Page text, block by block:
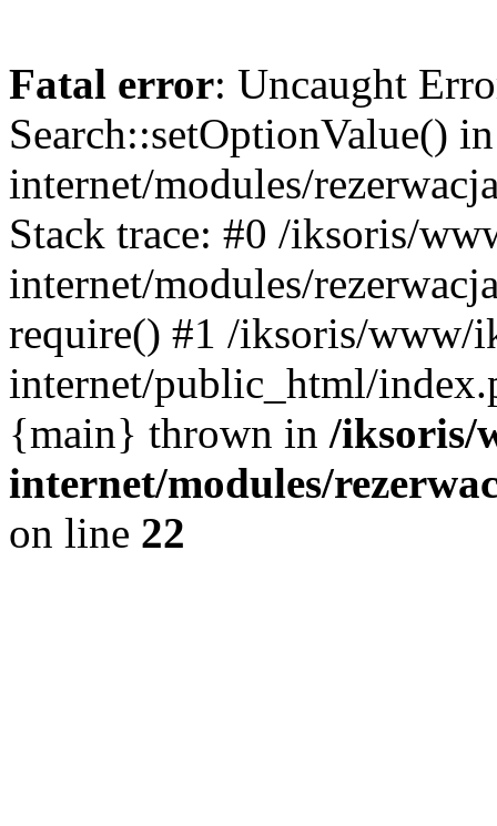
Fatal error: Uncaught
Search::setOptionValue()
internet/modules/
Stack trace: #0 /iksoris/
internet/modules/
require() #1 /iksoris/www/
internet/public_html/
{main} thrown in /iksoris/
internet/modules/
on line 22